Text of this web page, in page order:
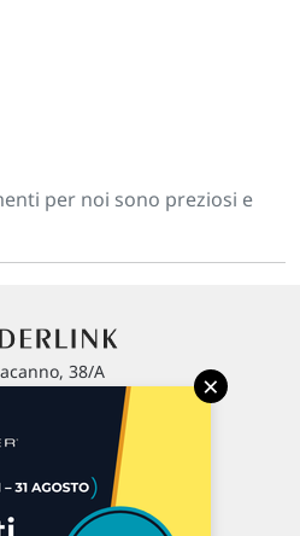
per noi sono preziosi e
38/A
452 460 401
siamo
e segnalazioni
×